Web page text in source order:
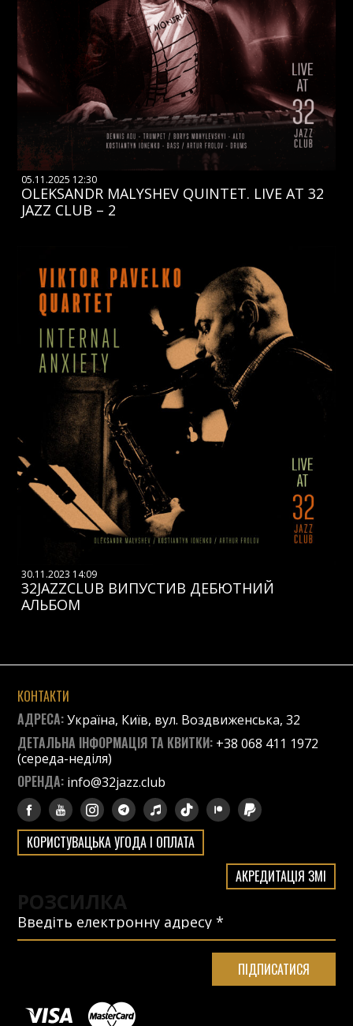
05.11.2025 12:30
OLEKSANDR MALYSHEV QUINTET. LIVE AT 32
JAZZ CLUB – 2
30.11.2023 14:09
32JAZZCLUB ВИПУСТИВ ДЕБЮТНИЙ
АЛЬБОМ
КОНТАКТИ
АДРЕСА:Україна, Київ, вул. Воздвиженська, 32
ДЕТАЛЬНА ІНФОРМАЦІЯ ТА КВИТКИ: +38 068 411 1972
(середа-неділя)
ОРЕНДА: info@32jazz.club
КОРИСТУВАЦЬКА УГОДА І ОПЛАТА
АКРЕДИТАЦІЯ ЗМІ
РОЗСИЛКА